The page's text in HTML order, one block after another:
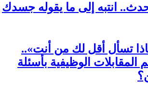
انتبه إلى ما يقوله جسدك
تسأل أقل لك من أنت»..
الوظيفية بأسئلة